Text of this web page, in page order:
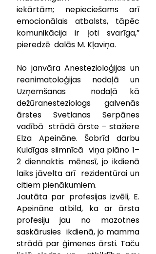
iekārtām; nepieciešams arī
emocionālais atbalsts, tāpēc
komunikācija ir ļoti svarīga,”
pieredzē  dalās M. Kļaviņa.
No janvāra Anestezioloģijas un
reanimatoloģijas nodaļā un
Uzņemšanas  nodaļā kā
dežūranesteziologs galvenās
ārstes Svetlanas Serpānes
vadībā  strādā ārste – stažiere
Elza Apeināne. Šobrīd darbu
Kuldīgas slimnīcā  viņa plāno 1–
2 diennaktis mēnesī, jo ikdienā
laiks jāvelta arī  rezidentūrai un
citiem pienākumiem.
Jautāta par profesijas izvēli, E.
Apeināne atbild, ka ar ārsta
profesiju jau no mazotnes
saskārusies  ikdienā, jo mamma
strādā par ģimenes ārsti. Taču